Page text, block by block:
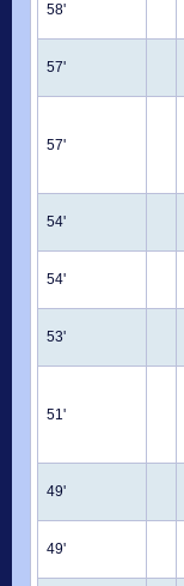
58'
57'
57'
54'
54'
53'
51'
49'
49'